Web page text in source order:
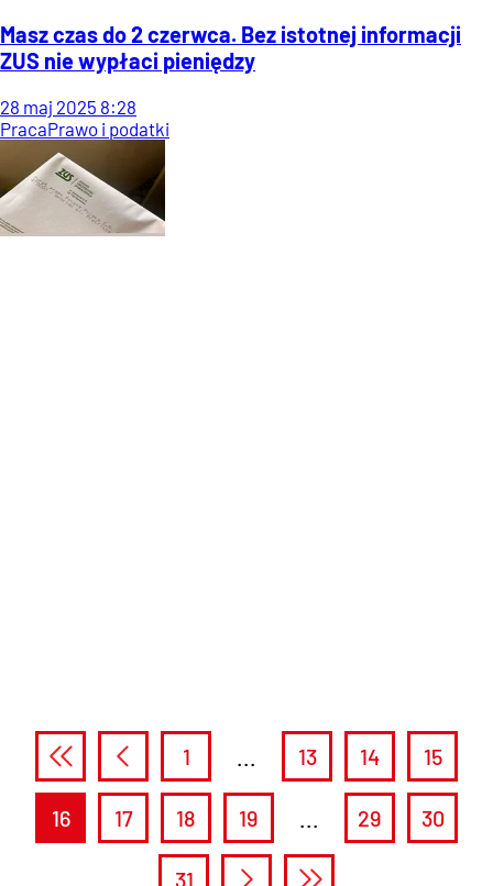
Masz czas do 2 czerwca. Bez istotnej informacji
ZUS nie wypłaci pieniędzy
28 maj 2025 8:28
PracaPrawo i podatki
1 ... 13 14 15
16 17 18 19 ... 29 30
31